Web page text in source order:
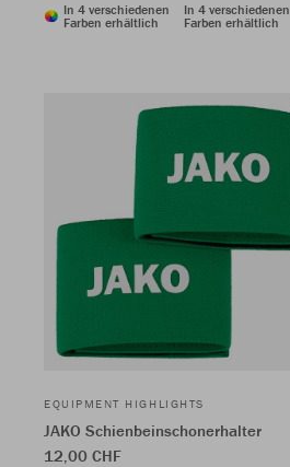
In 4 verschiedenen
Farben erhältlich
In 4 verschiedenen
Farben erhältlich
EQUIPMENT HIGHLIGHTS
JAKO Schienbeinschonerhalter
12,00 CHF